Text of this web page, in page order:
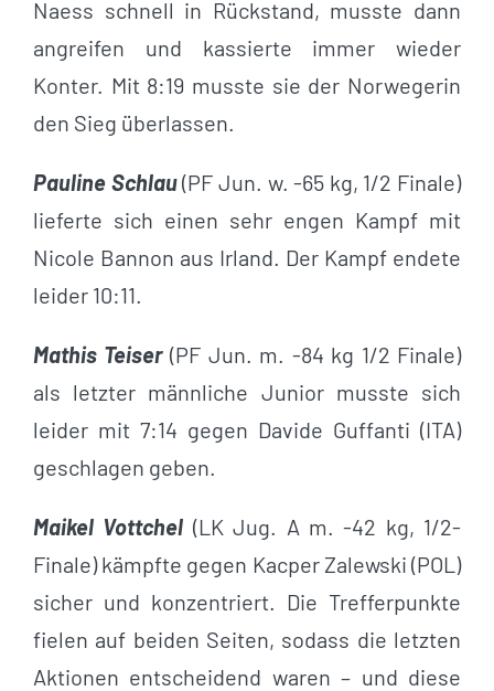
Naess schnell in Rückstand, musste dann
angreifen und kassierte immer wieder
Konter. Mit 8:19 musste sie der Norwegerin
den Sieg überlassen.
Pauline Schlau(PF Jun. w. -65 kg, 1/2 Finale)
lieferte sich einen sehr engen Kampf mit
Nicole Bannon aus Irland. Der Kampf endete
leider 10:11.
Mathis Teiser(PF Jun. m. -84 kg 1/2 Finale)
als letzter männliche Junior musste sich
leider mit 7:14 gegen Davide Guffanti (ITA)
geschlagen geben.
Maikel Vottchel (LK Jug. A m. -42 kg, 1/2-
Finale) kämpfte gegen Kacper Zalewski (POL)
sicher und konzentriert. Die Trefferpunkte
fielen auf beiden Seiten, sodass die letzten
Aktionen entscheidend waren – und diese